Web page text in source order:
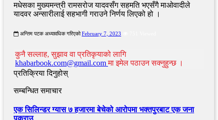
मधेसका मुख्यमन्त्री रामसरोज यादवसँग सहमति भएसँगै माओवादीले
यादवर अन्सारीलाई सहभागी गराउने निर्णय लिएको हो ।
अन्तिम पटक अध्यावधिक गरिएको February 7, 2023
कुनै सल्लाह, सुझाव वा प्रतिकृयाको लागि
khabarbook.com@gmail.comमा इमेल पठाउन सक्नुहुन्छ ।
प्रतिक्रिया दिनुहोस्
सम्बन्धित समाचार
एक सिलिन्डर ग्यास ७ हजारमा बेचेको आरोपमा भक्तपुरबाट एक जना
पक्राउ